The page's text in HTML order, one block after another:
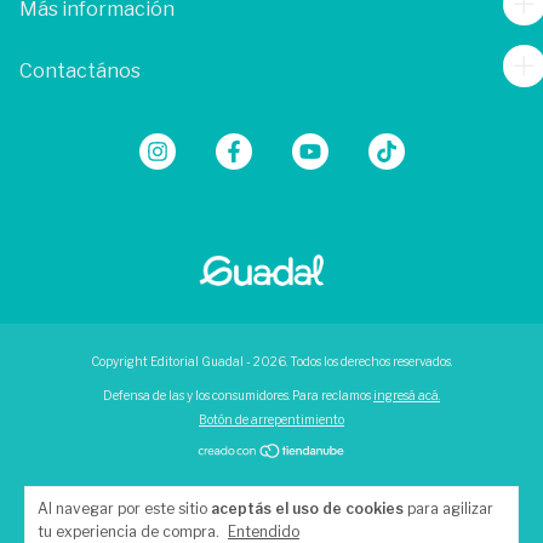
Al navegar por este sitio aceptás el uso de cookies para agilizar
tu experiencia de compra.
Entendido
Más información
Contactános
Copyright Editorial Guadal - 2026. Todos los derechos reservados.
Defensa de las y los consumidores. Para reclamos ingresá acá.
Botón de arrepentimiento